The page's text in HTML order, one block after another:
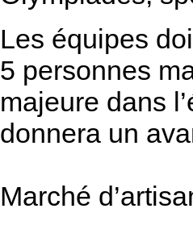
Les équipes
5 personnes
majeure dans
donnera un
Marché